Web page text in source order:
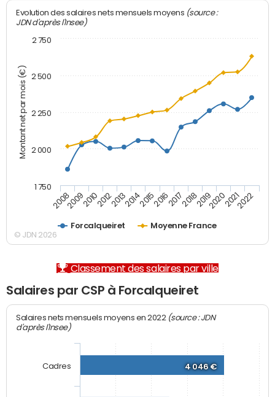
Montant net par mois (€)
Evolution des salaires nets mensuels moyens (source :
JDN d'après l'Insee)
Forcalqueiret Moyenne France
20082009201020122013201420152016201720182019202020212022
1 750
2 000
2 250
2 500
2 750
© JDN 2026
Classement des salaires par ville
Salaires par CSP à Forcalqueiret
Salaires nets mensuels moyens en 2022 (source : JDN
d'après l'Insee)
4 046 €
Cadres